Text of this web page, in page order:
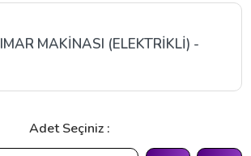
MAKİNASI (ELEKTRİKLİ) -
Adet Seçiniz :